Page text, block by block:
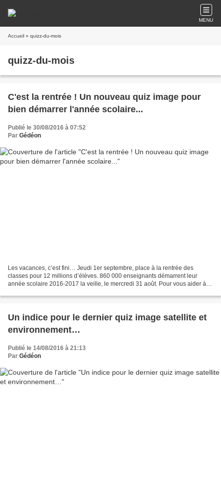
MENU
Accueil » quizz-du-mois
quizz-du-mois
C'est la rentrée ! Un nouveau quiz image pour
bien démarrer l'année scolaire...
Publié le 30/08/2016 à 07:52
Par Gédéon
Les vacances, c’est fini… Jeudi 1er septembre, place à la rentrée des
classes pour 12 millions d’élèves. 860 000 enseignants démarrent leur
année scolaire 2016-2017 la veille, le mercredi 31 août. Pour vous aider à
Un indice pour le dernier quiz image satellite et
environnement…
Publié le 14/08/2016 à 21:13
Par Gédéon